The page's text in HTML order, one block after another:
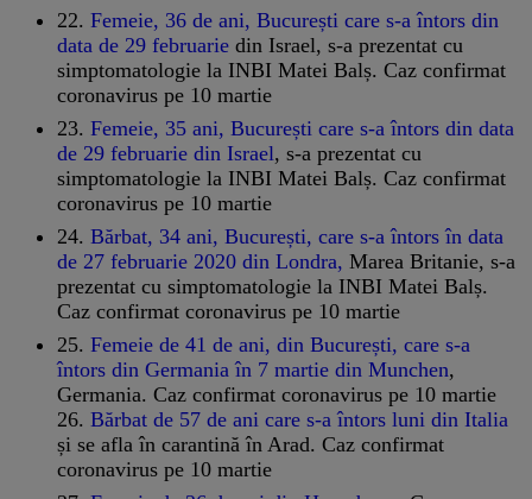
22. Femeie, 36 de ani, București care s-a întors din
data de 29 februarie din Israel, s-a prezentat cu
simptomatologie la INBI Matei Balș. Caz confirmat
coronavirus pe 10 martie
23. Femeie, 35 ani, București care s-a întors din data
de 29 februarie din Israel, s-a prezentat cu
simptomatologie la INBI Matei Balș. Caz confirmat
coronavirus pe 10 martie
24. Bărbat, 34 ani, București, care s-a întors în data
de 27 februarie 2020 din Londra, Marea Britanie, s-a
prezentat cu simptomatologie la INBI Matei Balș.
Caz confirmat coronavirus pe 10 martie
25. Femeie de 41 de ani, din București, care s-a
întors din Germania în 7 martie din Munchen,
Germania. Caz confirmat coronavirus pe 10 martie
26. Bărbat de 57 de ani care s-a întors luni din Italia
și se afla în carantină în Arad. Caz confirmat
coronavirus pe 10 martie